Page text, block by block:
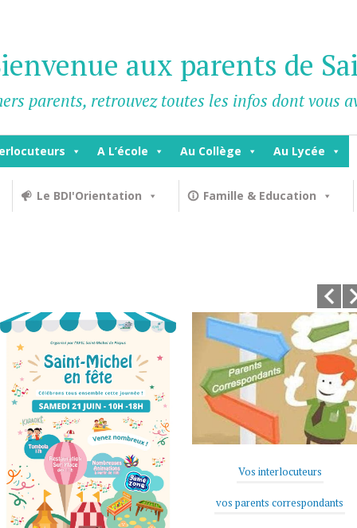
aux parents de
parents, retrouvez toutes les infos dont vous
A L’école Au Collège Au Lycée
Le BDI'Orientation Famille & Education
Vos interlocuteurs
vos parents correspondants